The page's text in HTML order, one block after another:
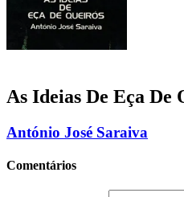
As Ideias De Eça De
António José Saraiva
Comentários